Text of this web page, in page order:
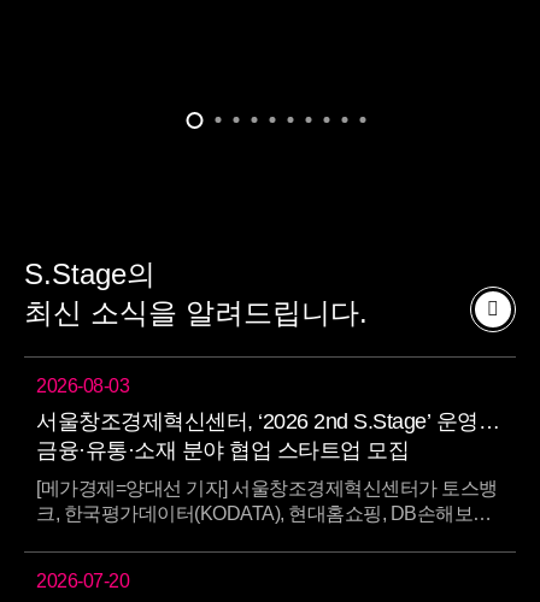
S.Stage의
최신 소식을 알려드립니다.
2026-08-03
서울창조경제혁신센터, ‘2026 2nd S.Stage’ 운영…
금융·유통·소재 분야 협업 스타트업 모집
[메가경제=양대선 기자] 서울창조경제혁신센터가 토스뱅
크, 한국평가데이터(KODATA), 현대홈쇼핑, DB손해보험,
2026-07-20